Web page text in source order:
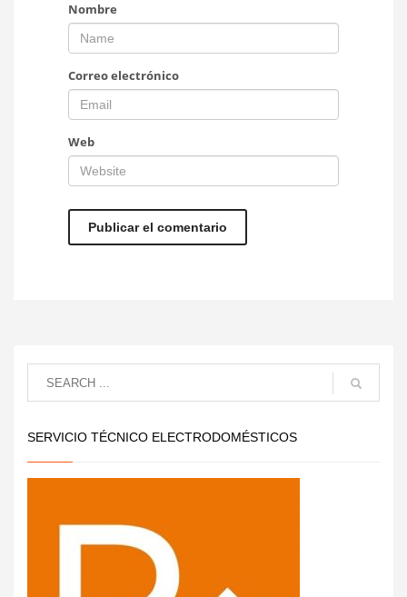
Nombre
Correo electrónico
Web
SERVICIO TÉCNICO ELECTRODOMÉSTICOS